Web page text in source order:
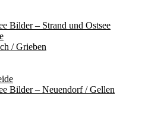
Bilder – Strand und Ostsee
/ Grieben
Bilder – Neuendorf / Gellen